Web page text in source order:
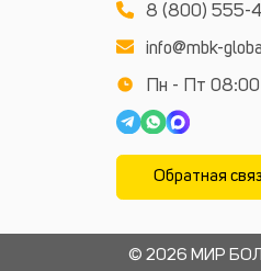
8 (800) 555-
info@mbk-
Пн - Пт 08:00
Обратная
© 2026 МИР